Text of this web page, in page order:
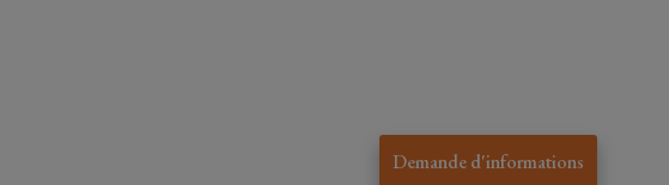
Demande d'informations